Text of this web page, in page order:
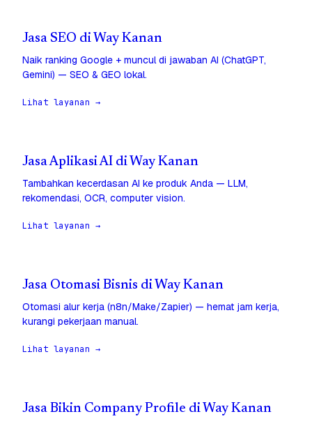
Jasa SEO di Way Kanan
Naik ranking Google + muncul di jawaban AI (ChatGPT,
Gemini) — SEO & GEO lokal.
Lihat layanan →
Jasa Aplikasi AI di Way Kanan
Tambahkan kecerdasan AI ke produk Anda — LLM,
rekomendasi, OCR, computer vision.
Lihat layanan →
Jasa Otomasi Bisnis di Way Kanan
Otomasi alur kerja (n8n/Make/Zapier) — hemat jam kerja,
kurangi pekerjaan manual.
Lihat layanan →
Jasa Bikin Company Profile di Way Kanan